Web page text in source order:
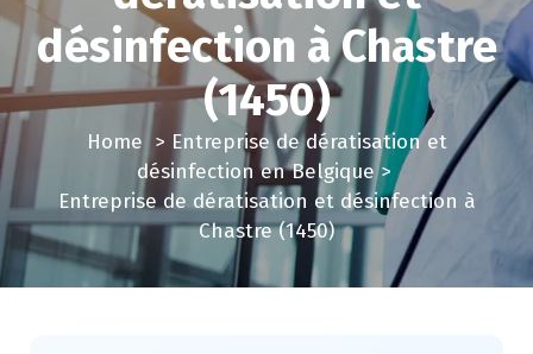
e
n
t
désinfection à Chastre
(1450)
Home > Entreprise de dératisation et
désinfection en Belgique>
Entreprise de dératisation et désinfection à
Chastre (1450)